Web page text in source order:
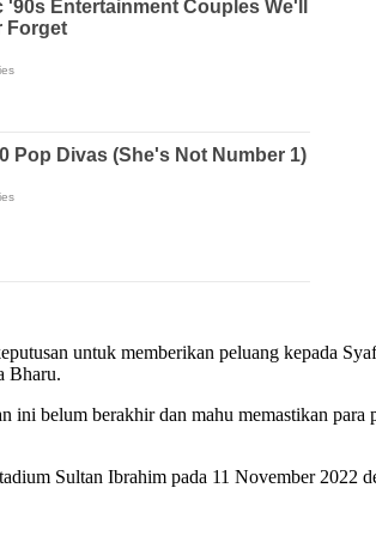
untuk memberikan peluang kepada
Bharu.
ini belum berakhir dan mahu memastikan
Sultan Ibrahim pada 11 November 2022